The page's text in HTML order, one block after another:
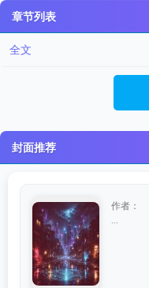
章节列表
全文
封面推荐
作者：